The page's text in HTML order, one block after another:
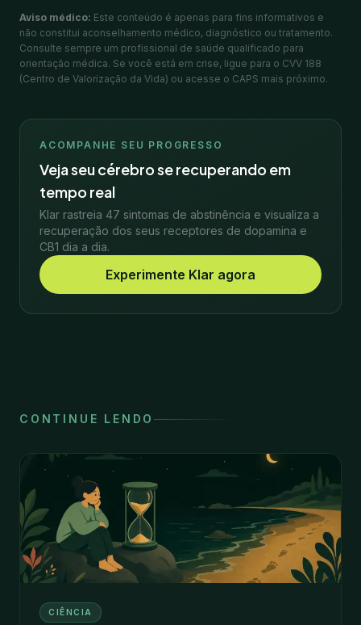
Aviso médico: Este conteúdo é apenas para fins informativos e
não constitui aconselhamento médico, diagnóstico ou tratamento.
Consulte sempre um profissional de saúde qualificado para
orientação médica. Se você está em crise, ligue para o CVV 188
(Centro de Valorização da Vida) ou acesse o CAPS mais próximo.
ACOMPANHE SEU PROGRESSO
Veja seu cérebro se recuperando em
tempo real
Klar rastreia 47 sintomas de abstinência e visualiza a
recuperação dos seus receptores de dopamina e
CB1 dia a dia.
Experimente Klar agora
CONTINUE LENDO
CIÊNCIA